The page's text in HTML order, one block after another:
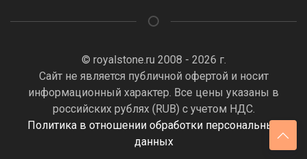
© royalstone.ru 2008 - 2026 г.
Сайт не является публичной офертой и носит
информационный характер. Все цены указаны в
российских рублях (RUB) с учетом НДС.
Политика в отношении обработки персональных
данных